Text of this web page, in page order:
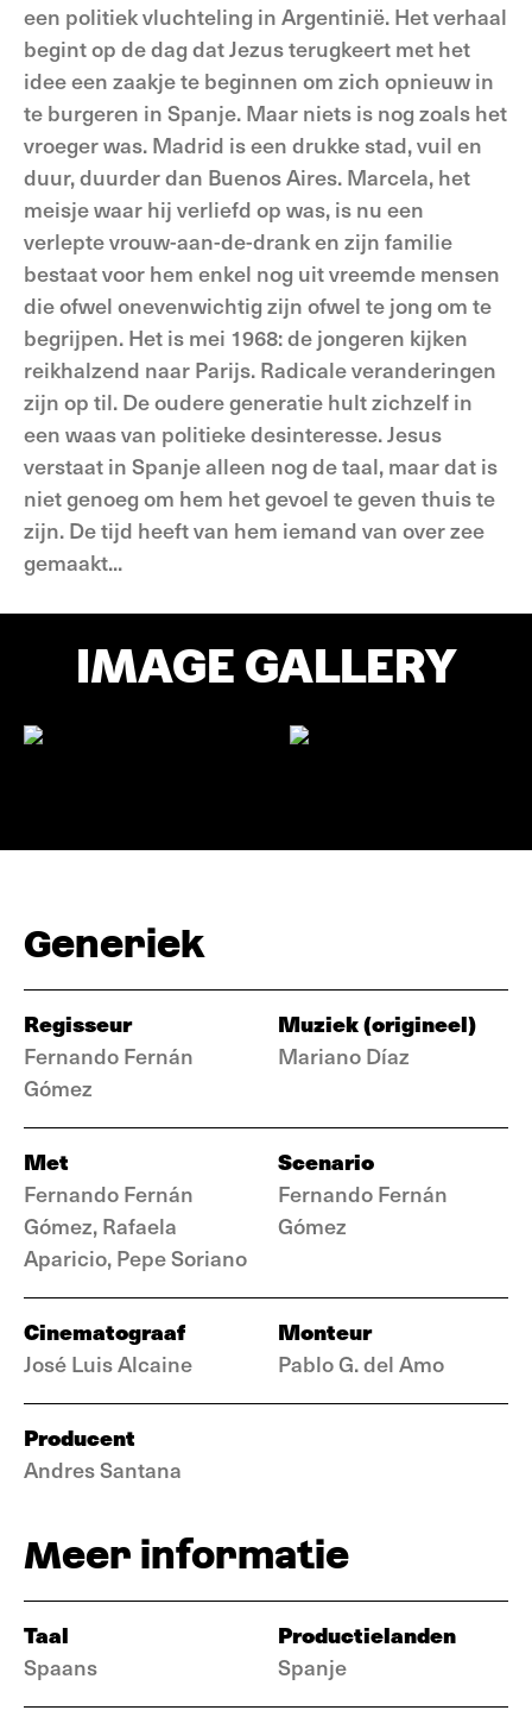
een politiek vluchteling in Argentinië. Het verhaal
begint op de dag dat Jezus terugkeert met het
idee een zaakje te beginnen om zich opnieuw in
te burgeren in Spanje. Maar niets is nog zoals het
vroeger was. Madrid is een drukke stad, vuil en
duur, duurder dan Buenos Aires. Marcela, het
meisje waar hij verliefd op was, is nu een
verlepte vrouw-aan-de-drank en zijn familie
bestaat voor hem enkel nog uit vreemde mensen
die ofwel onevenwichtig zijn ofwel te jong om te
begrijpen. Het is mei 1968: de jongeren kijken
reikhalzend naar Parijs. Radicale veranderingen
zijn op til. De oudere generatie hult zichzelf in
een waas van politieke desinteresse. Jesus
verstaat in Spanje alleen nog de taal, maar dat is
niet genoeg om hem het gevoel te geven thuis te
zijn. De tijd heeft van hem iemand van over zee
gemaakt...
IMAGE GALLERY
Generiek
Regisseur
Fernando Fernán
Gómez
Muziek (origineel)
Mariano Díaz
Met
Fernando Fernán
Gómez, Rafaela
Aparicio, Pepe Soriano
Scenario
Fernando Fernán
Gómez
Cinematograaf
José Luis Alcaine
Monteur
Pablo G. del Amo
Producent
Andres Santana
Meer informatie
Taal
Spaans
Productielanden
Spanje